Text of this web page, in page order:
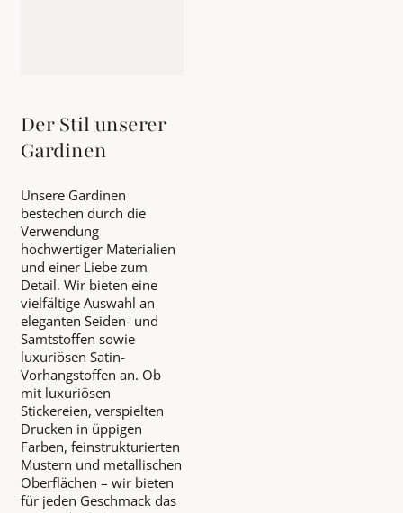
Der Stil unserer
Gardinen
Unsere Gardinen
bestechen durch die
Verwendung
hochwertiger Materialien
und einer Liebe zum
Detail. Wir bieten eine
vielfältige Auswahl an
eleganten Seiden- und
Samtstoffen sowie
luxuriösen Satin-
Vorhangstoffen an. Ob
mit luxuriösen
Stickereien, verspielten
Drucken in üppigen
Farben, feinstrukturierten
Mustern und metallischen
Oberflächen – wir bieten
für jeden Geschmack das